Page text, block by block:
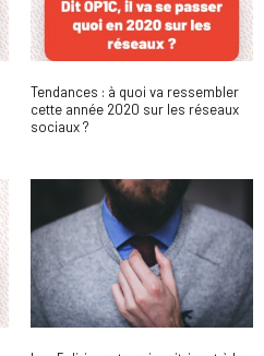
Tendances : à quoi va ressembler
cette année 2020 sur les réseaux
sociaux ?